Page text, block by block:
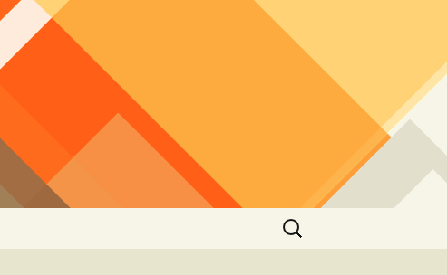
Sök
efter: